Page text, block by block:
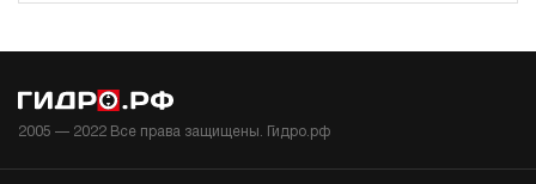
2005 — 2022 Все права защищены. Гидро.рф